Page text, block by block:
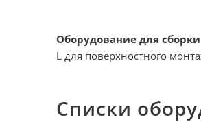
Оборудование для
L для поверхностного
Списки